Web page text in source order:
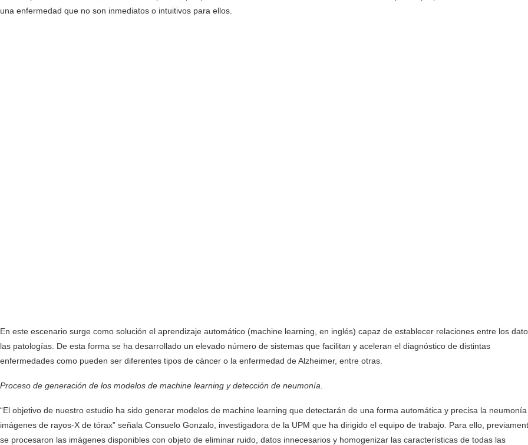
una enfermedad que no son inmediatos o intuitivos para ellos.
En este escenario surge como solución el aprendizaje automático (machine learning, en inglés) capaz de establecer relaciones entre los
las patologías. De esta forma se ha desarrollado un elevado número de sistemas que facilitan y aceleran el diagnóstico de distintas
enfermedades como pueden ser diferentes tipos de cáncer o la enfermedad de Alzheimer, entre otras.
Proceso de generación de los modelos de machine learning y detección de neumonía.
“El objetivo de nuestro estudio ha sido generar modelos de machine learning que detectarán de una forma automática y precisa la
imágenes de rayos-X de tórax” señala Consuelo Gonzalo, investigadora de la UPM que ha dirigido el equipo de trabajo. Para ello,
se procesaron las imágenes disponibles con objeto de eliminar ruido, datos innecesarios y homogenizar las características de todas las